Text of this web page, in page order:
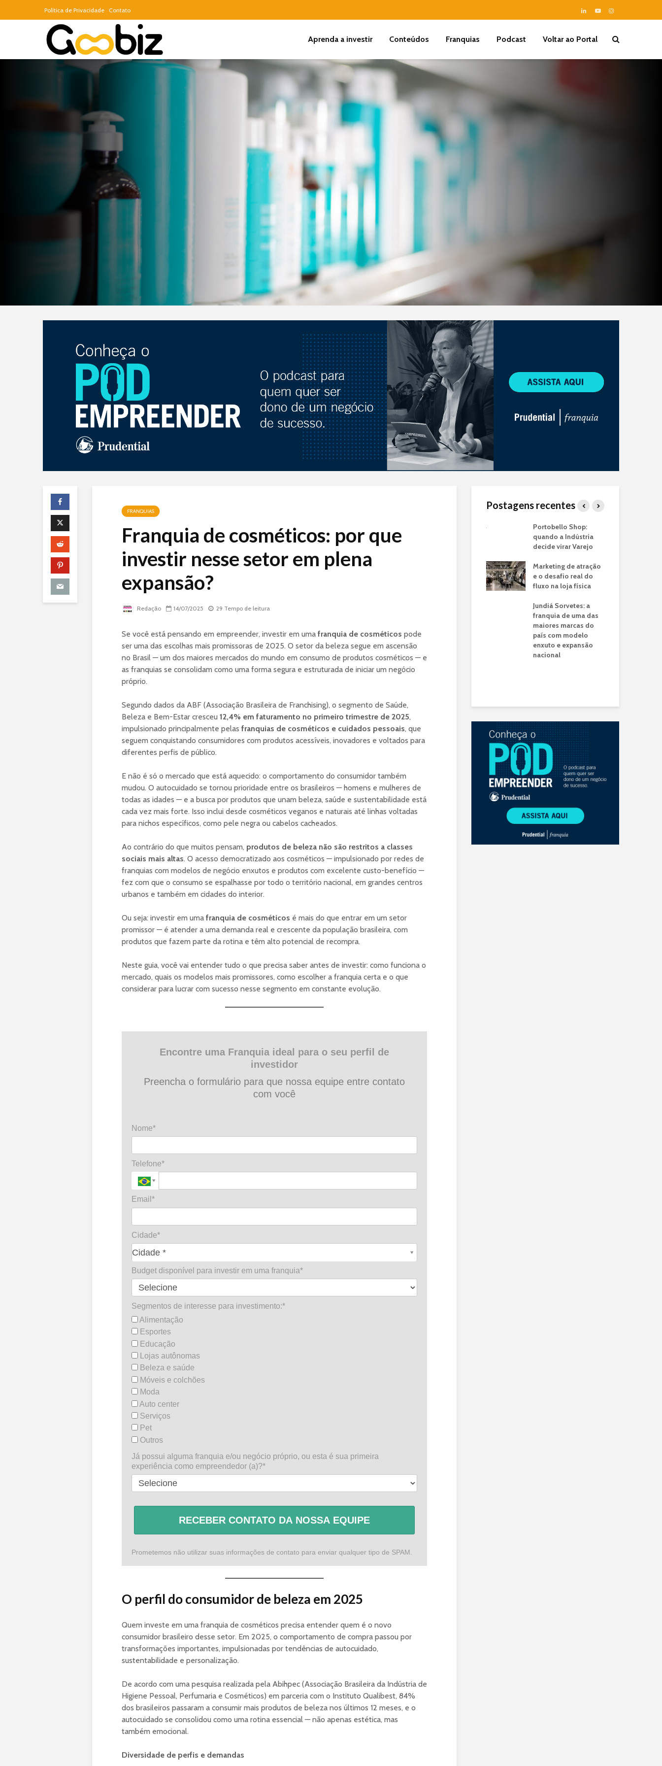
Política de Privacidade Contato
Aprenda a investir Conteúdos Franquias Podcast Voltar ao Portal
FRANQUIAS
Franquia de cosméticos: por que
investir nesse setor em plena
expansão?
Redação 14/07/2025 29 Tempo de leitura
Se você está pensando em empreender, investir em uma franquia de cosméticos pode
ser uma das escolhas mais promissoras de 2025. O setor da beleza segue em ascensão
no Brasil — um dos maiores mercados do mundo em consumo de produtos cosméticos — e
as franquias se consolidam como uma forma segura e estruturada de iniciar um negócio
próprio.
Segundo dados da ABF (Associação Brasileira de Franchising), o segmento de Saúde,
Beleza e Bem-Estar cresceu 12,4% em faturamento no primeiro trimestre de 2025,
impulsionado principalmente pelas franquias de cosméticos e cuidados pessoais, que
seguem conquistando consumidores com produtos acessíveis, inovadores e voltados para
diferentes perfis de público.
E não é só o mercado que está aquecido: o comportamento do consumidor também
mudou. O autocuidado se tornou prioridade entre os brasileiros — homens e mulheres de
todas as idades — e a busca por produtos que unam beleza, saúde e sustentabilidade está
cada vez mais forte. Isso inclui desde cosméticos veganos e naturais até linhas voltadas
para nichos específicos, como pele negra ou cabelos cacheados.
Ao contrário do que muitos pensam, produtos de beleza não são restritos a classes
sociais mais altas. O acesso democratizado aos cosméticos — impulsionado por redes de
franquias com modelos de negócio enxutos e produtos com excelente custo-benefício —
fez com que o consumo se espalhasse por todo o território nacional, em grandes centros
urbanos e também em cidades do interior.
Ou seja: investir em uma franquia de cosméticos é mais do que entrar em um setor
promissor — é atender a uma demanda real e crescente da população brasileira, com
produtos que fazem parte da rotina e têm alto potencial de recompra.
Neste guia, você vai entender tudo o que precisa saber antes de investir: como funciona o
mercado, quais os modelos mais promissores, como escolher a franquia certa e o que
considerar para lucrar com sucesso nesse segmento em constante evolução.
Encontre uma Franquia ideal para o seu perfil de
investidor
Preencha o formulário para que nossa equipe entre contato
com você
Nome*
Telefone*
Email*
Cidade*
Cidade *
C
i
d
d
e
*
Budget disponível para investir em uma franquia*
Segmentos de interesse para investimento:*
Alimentação
Esportes
Educação
Lojas autônomas
Beleza e saúde
Móveis e colchões
Moda
Auto center
Serviços
Pet
Outros
Já possui alguma franquia e/ou negócio próprio, ou esta é sua primeira
experiência como empreendedor (a)?*
RECEBER CONTATO DA NOSSA EQUIPE
Prometemos não utilizar suas informações de contato para enviar qualquer tipo de SPAM.
O perfil do consumidor de beleza em 2025
Quem investe em uma franquia de cosméticos precisa entender quem é o novo
consumidor brasileiro desse setor. Em 2025, o comportamento de compra passou por
transformações importantes, impulsionadas por tendências de autocuidado,
sustentabilidade e personalização.
De acordo com uma pesquisa realizada pela Abihpec (Associação Brasileira da Indústria de
Higiene Pessoal, Perfumaria e Cosméticos) em parceria com o Instituto Qualibest, 84%
dos brasileiros passaram a consumir mais produtos de beleza nos últimos 12 meses, e o
autocuidado se consolidou como uma rotina essencial — não apenas estética, mas
também emocional.
Diversidade de perfis e demandas
Postagens recentes
Indústria de
Utilidades que
Conquistou o PDV
Monomarca:
Validando seu
Modelo de Negócio
negócio
Inteligência de Dados:
Portobello Shop:
quando a Indústria
decide virar Varejo
Marketing de atração
e o desafio real do
fluxo na loja física
Jundiá Sorvetes: a
franquia de uma das
maiores marcas do
país com modelo
enxuto e expansão
nacional